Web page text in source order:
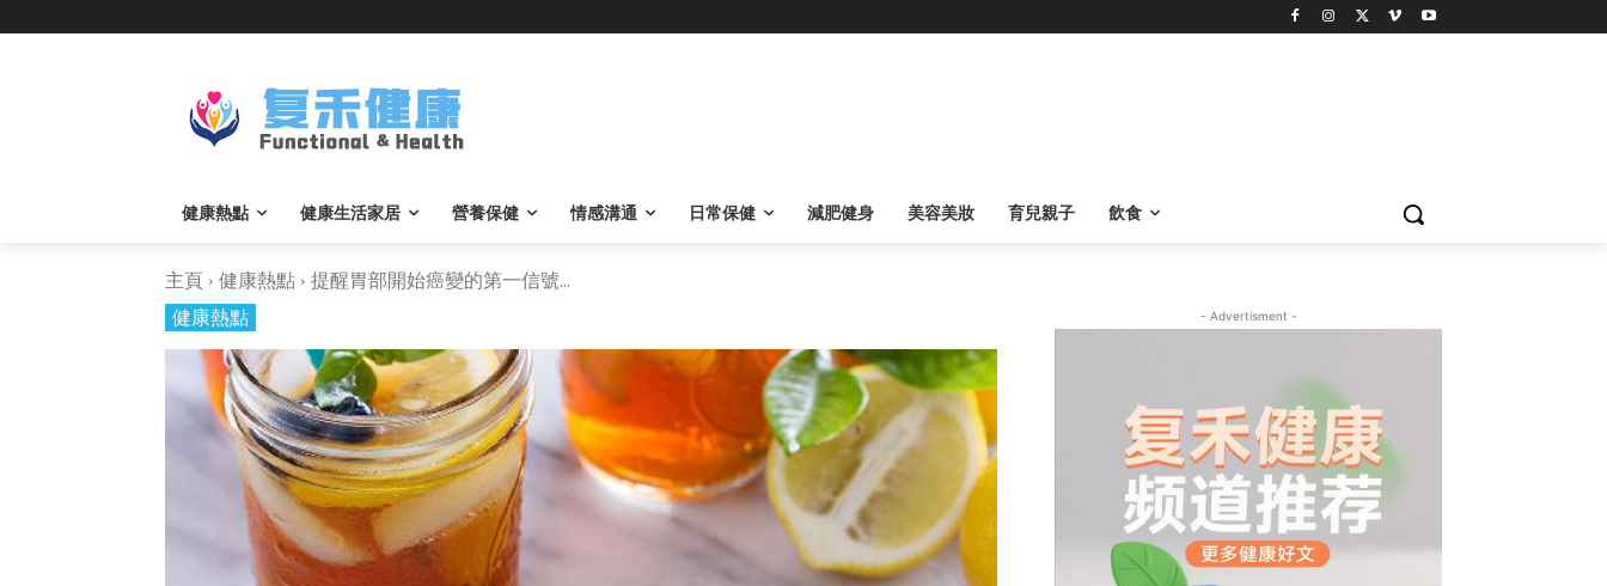
健康熱點 健康生活家居 營養保健 情感溝通 日常保健 減肥健身 美容美妝 育兒親子 飲食
主頁 健康熱點 提醒胃部開始癌變的第一信號...
健康熱點
- Advertisment -